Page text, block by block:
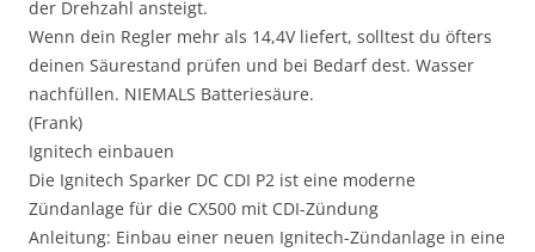
der Drehzahl ansteigt.
Wenn dein Regler mehr als 14,4V liefert, solltest du öfters
deinen Säurestand prüfen und bei Bedarf dest. Wasser
nachfüllen. NIEMALS Batteriesäure.
(Frank)
Ignitech einbauen
Die Ignitech Sparker DC CDI P2 ist eine moderne
Zündanlage für die CX500 mit CDI-Zündung
Anleitung: Einbau einer neuen Ignitech-Zündanlage in eine